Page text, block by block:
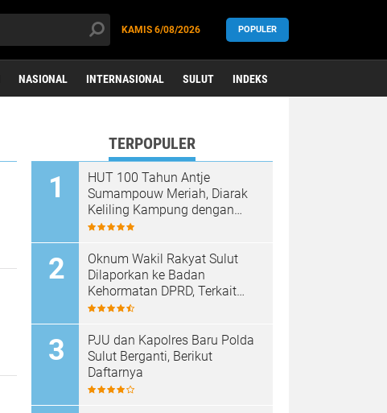
KAMIS 6/08/2026 POPULER
NASIONAL INTERNASIONAL SULUT INDEKS
TERPOPULER
HUT 100 Tahun Antje
Sumampouw Meriah, Diarak
Keliling Kampung dengan
Kabasaran dan Musik Skotrei
Oknum Wakil Rakyat Sulut
Dilaporkan ke Badan
Kehormatan DPRD, Terkait
Dugaan Mafia Tanah
PJU dan Kapolres Baru Polda
Sulut Berganti, Berikut
Daftarnya